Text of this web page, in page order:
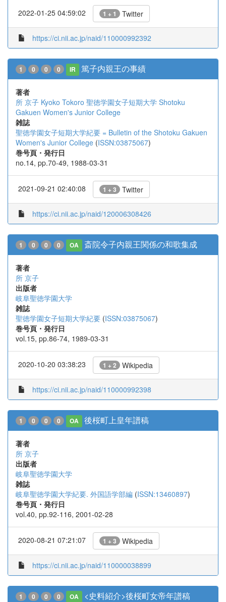
2022-01-25 04:59:02 1 + 1 Twitter
https://ci.nii.ac.jp/naid/110000992392
1 0 0 0 IR 篤子内親王の事績
著者
所 京子 Kyoko Tokoro 聖徳学園女子短期大学 Shotoku
Gakuen Women's Junior College
雑誌
聖徳学園女子短期大学紀要 = Bulletin of the Shotoku Gakuen
Women's Junior College (ISSN:03875067)
巻号頁・発行日
no.14, pp.70-49, 1988-03-31
2021-09-21 02:40:08 1 + 3 Twitter
https://ci.nii.ac.jp/naid/120006308426
1 0 0 0 OA 斎院令子内親王関係の和歌集成
著者
所 京子
出版者
岐阜聖徳学園大学
雑誌
聖徳学園女子短期大学紀要 (ISSN:03875067)
巻号頁・発行日
vol.15, pp.86-74, 1989-03-31
2020-10-20 03:38:23 1 + 2 Wikipedia
https://ci.nii.ac.jp/naid/110000992398
1 0 0 0 OA 後桜町上皇年譜稿
著者
所 京子
出版者
岐阜聖徳学園大学
雑誌
岐阜聖徳学園大学紀要. 外国語学部編 (ISSN:13460897)
巻号頁・発行日
vol.40, pp.92-116, 2001-02-28
2020-08-21 07:21:07 1 + 3 Wikipedia
https://ci.nii.ac.jp/naid/110000038899
1 0 0 0 OA <史料紹介>後桜町女帝年譜稿